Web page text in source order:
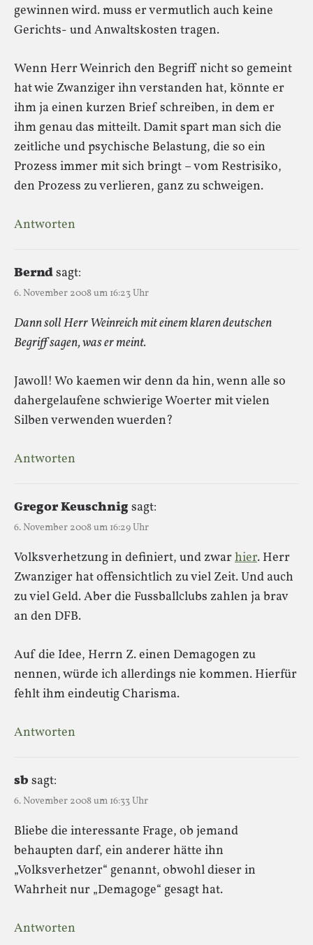
gewinnen wird. muss er vermutlich auch keine
Gerichts- und Anwaltskosten tragen.
Wenn Herr Weinrich den Begriff nicht so gemeint
hat wie Zwanziger ihn verstanden hat, könnte er
ihm ja einen kurzen Brief schreiben, in dem er
ihm genau das mitteilt. Damit spart man sich die
zeitliche und psychische Belastung, die so ein
Prozess immer mit sich bringt – vom Restrisiko,
den Prozess zu verlieren, ganz zu schweigen.
Antworten
Berndsagt:
6. November 2008 um 16:23 Uhr
Dann soll Herr Weinreich mit einem klaren deutschen
Begriff sagen, was er meint.
Jawoll! Wo kaemen wir denn da hin, wenn alle so
dahergelaufene schwierige Woerter mit vielen
Silben verwenden wuerden?
Antworten
Gregor Keuschnigsagt:
6. November 2008 um 16:29 Uhr
Volksverhetzung in definiert, und zwar hier. Herr
Zwanziger hat offensichtlich zu viel Zeit. Und auch
zu viel Geld. Aber die Fussballclubs zahlen ja brav
an den DFB.
Auf die Idee, Herrn Z. einen Demagogen zu
nennen, würde ich allerdings nie kommen. Hierfür
fehlt ihm eindeutig Charisma.
Antworten
sb sagt:
6. November 2008 um 16:33 Uhr
Bliebe die interessante Frage, ob jemand
behaupten darf, ein anderer hätte ihn
„Volksverhetzer“ genannt, obwohl dieser in
Wahrheit nur „Demagoge“ gesagt hat.
Antworten